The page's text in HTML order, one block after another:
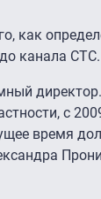
как
канала СТС.
с
время